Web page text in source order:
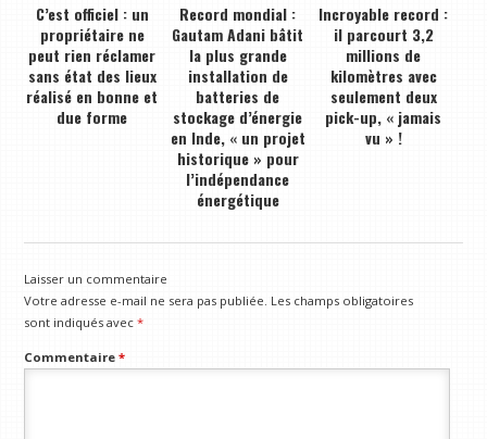
C’est officiel : un
propriétaire ne
peut rien réclamer
sans état des lieux
réalisé en bonne et
due forme
Record mondial :
Gautam Adani bâtit
la plus grande
installation de
batteries de
stockage d’énergie
en Inde, « un projet
historique » pour
l’indépendance
énergétique
Incroyable record :
il parcourt 3,2
millions de
kilomètres avec
seulement deux
pick-up, « jamais
vu » !
Laisser un commentaire
Votre adresse e-mail ne sera pas publiée. Les champs obligatoires
sont indiqués avec*
Commentaire*